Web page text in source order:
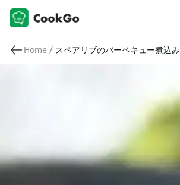
Home / スペアリブのバーベキュー煮込み